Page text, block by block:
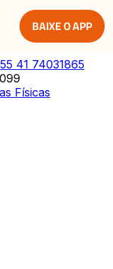
BAIXE O APP
55 41 74031865
Físicas